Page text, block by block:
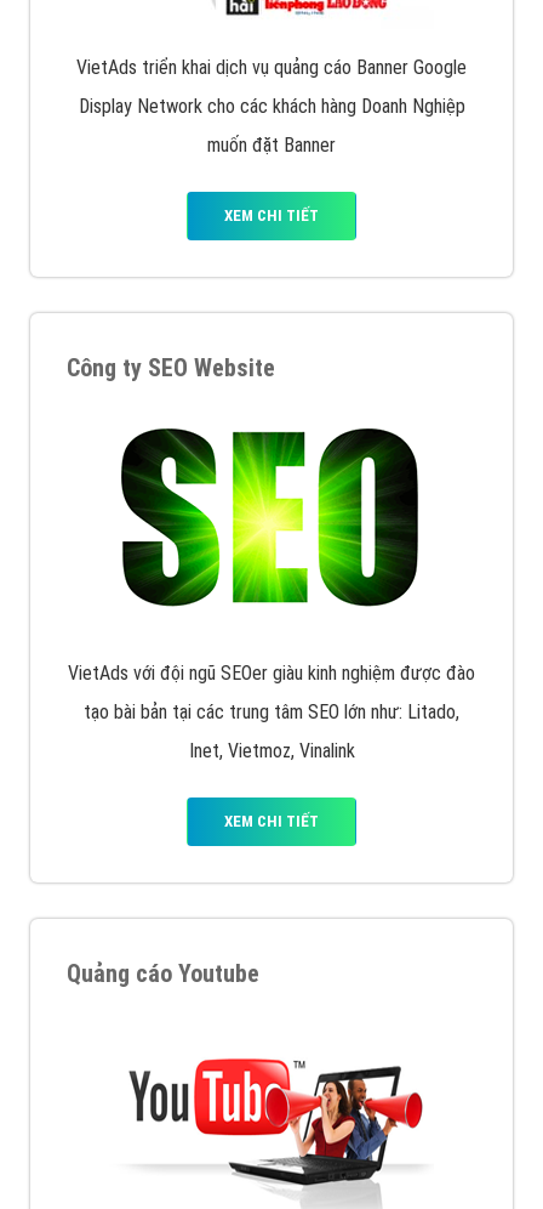
VietAds triển khai dịch vụ quảng cáo Banner Google
Display Network cho các khách hàng Doanh Nghiệp
muốn đặt Banner
XEM CHI TIẾT
Công ty SEO Website
VietAds với đội ngũ SEOer giàu kinh nghiệm được đào
tạo bài bản tại các trung tâm SEO lớn như: Litado,
Inet, Vietmoz, Vinalink
XEM CHI TIẾT
Quảng cáo Youtube